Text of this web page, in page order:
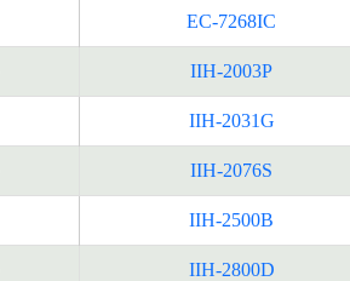
EC-7268IC
IIH-2003P
IIH-2031G
IIH-2076S
IIH-2500B
IIH-2800D